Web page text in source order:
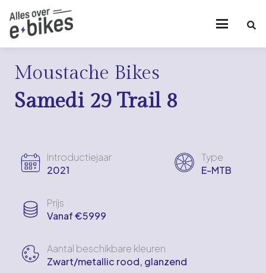
Moustache Bikes
Samedi 29 Trail 8
Introductiejaar
2021
Type
E-MTB
Prijs
Vanaf €5999
Aantal beschikbare kleuren
Zwart/metallic rood, glanzend